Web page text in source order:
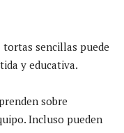
sencillas puede
y educativa.
sobre
Incluso pueden